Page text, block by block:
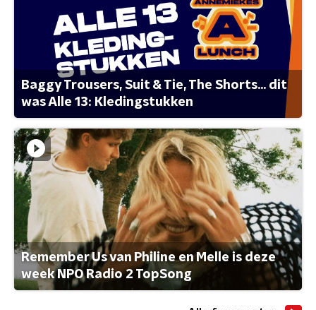
Baggy Trousers, Suit & Tie, The Shorts... dit
was Alle 13: Kledingstukken
Remember Us van Philine en Melle is deze
week NPO Radio 2 TopSong